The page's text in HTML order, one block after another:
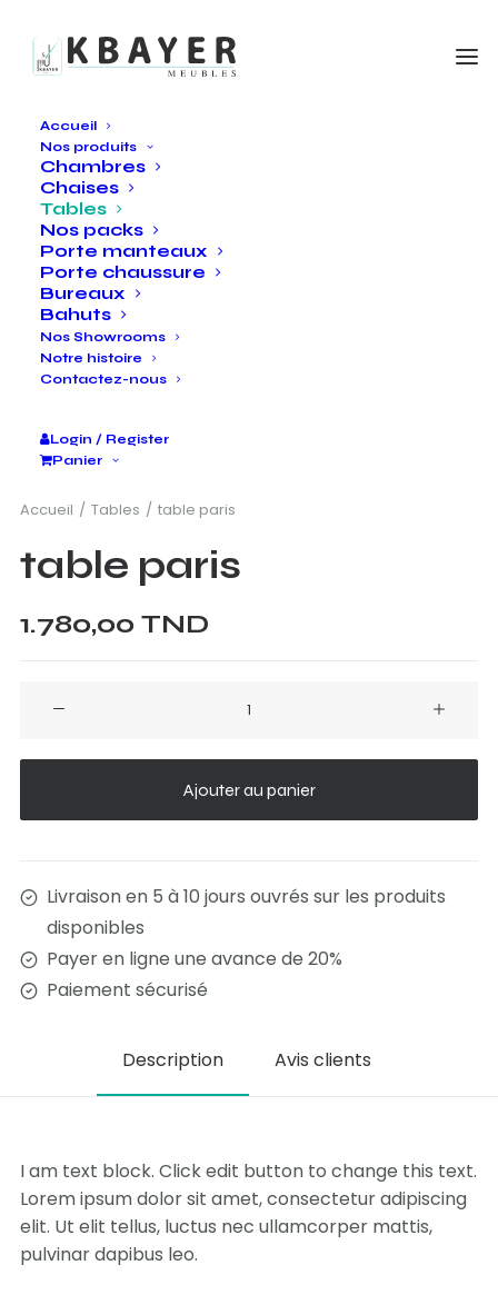
Accueil
Nos produits
Chambres
Chaises
Tables
Nos packs
Porte manteaux
Porte chaussure
Bureaux
Bahuts
Nos Showrooms
Notre histoire
Contactez-nous
Login / Register
Panier
Accueil Tables table paris
table paris
1.780,00 TND
table
Ajouter au panier
Livraison en 5 à 10 jours ouvrés sur les produits
disponibles
Payer en ligne une avance de 20%
Paiement sécurisé
Description Avis clients
I am text block. Click edit button to change this text.
Lorem ipsum dolor sit amet, consectetur adipiscing
elit. Ut elit tellus, luctus nec ullamcorper mattis,
pulvinar dapibus leo.